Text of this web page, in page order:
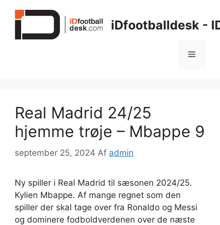
iDfootballdesk -
Menu
Real Madrid 24/25
hjemme trøje – Mbappe 9
september 25, 2024 Af admin
Ny spiller i Real Madrid til sæsonen 2024/25.
Kylien Mbappe. Af mange regnet som den
spiller der skal tage over fra Ronaldo og Messi
og dominere fodboldverdenen over de næste